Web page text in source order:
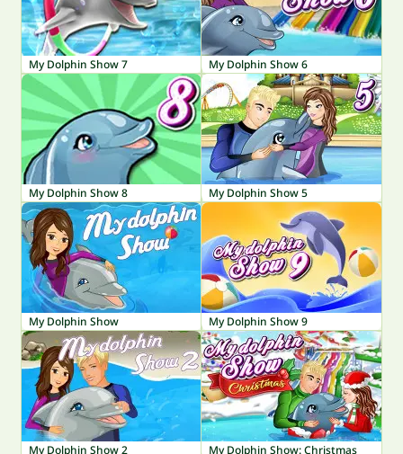
My Dolphin Show 7 My Dolphin Show 6
My Dolphin Show 8 My Dolphin Show 5
My Dolphin Show My Dolphin Show 9
My Dolphin Show 2 My Dolphin Show: Christmas